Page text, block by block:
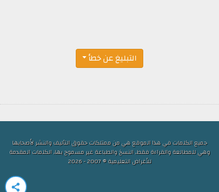
التبليغ عن خطأ
جميع الكلمات في هذا الموقع هي من ممتلكات حقوق التأليف والنشر لأصحابها
وهي للمطالعة والقراءة فقط, النسخ والطباعة غير مسموح بها, الكلمات المقدمة
للأغراض التعليمية © 2007 - 2026